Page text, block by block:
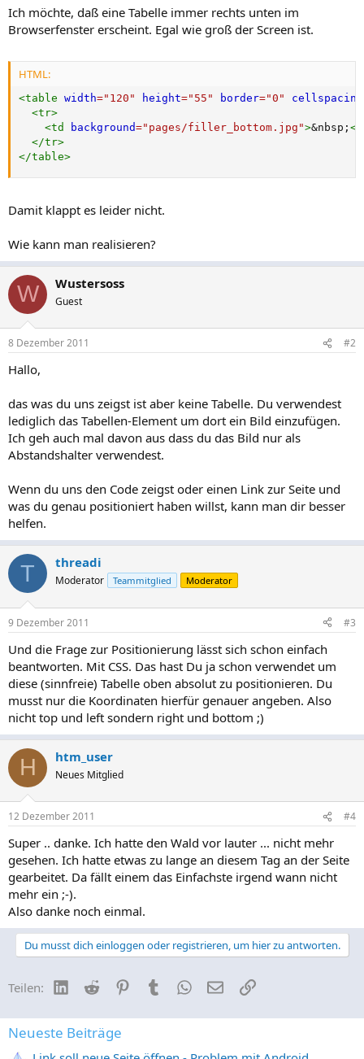
Ich möchte, daß eine Tabelle immer rechts unten im
Browserfenster erscheint. Egal wie groß der Screen ist.
HTML:
<table width=" 120 " height=" 55 " border="0 " cellspacing
<tr>
<td background=" pages/filler_bottom.jpg ">&nbsp; </
</tr>
</table>
Damit klappt es leider nicht.
Wie kann man realisieren?
W Wustersoss
Guest
8 Dezember 2011 #2
Hallo,
das was du uns zeigst ist aber keine Tabelle. Du verwendest
lediglich das Tabellen-Element um dort ein Bild einzufügen.
Ich geh auch mal davon aus dass du das Bild nur als
Abstandshalter verwendest.
Wenn du uns den Code zeigst oder einen Link zur Seite und
was du genau positioniert haben willst, kann man dir besser
helfen.
T threadi
Moderator Teammitglied Moderator
9 Dezember 2011 #3
Und die Frage zur Positionierung lässt sich schon einfach
beantworten. Mit CSS. Das hast Du ja schon verwendet um
diese (sinnfreie) Tabelle oben absolut zu positionieren. Du
musst nur die Koordinaten hierfür genauer angeben. Also
nicht top und left sondern right und bottom ;)
H htm_user
Neues Mitglied
12 Dezember 2011 #4
Super .. danke. Ich hatte den Wald vor lauter ... nicht mehr
gesehen. Ich hatte etwas zu lange an diesem Tag an der Seite
gearbeitet. Da fällt einem das Einfachste irgend wann nicht
mehr ein ;-).
Also danke noch einmal.
Du musst dich einloggen oder registrieren, um hier zu antworten.
Teilen: LinkedIn
Reddit PinterestTumblrWhatsApp
E-MailLink
Neueste Beiträge